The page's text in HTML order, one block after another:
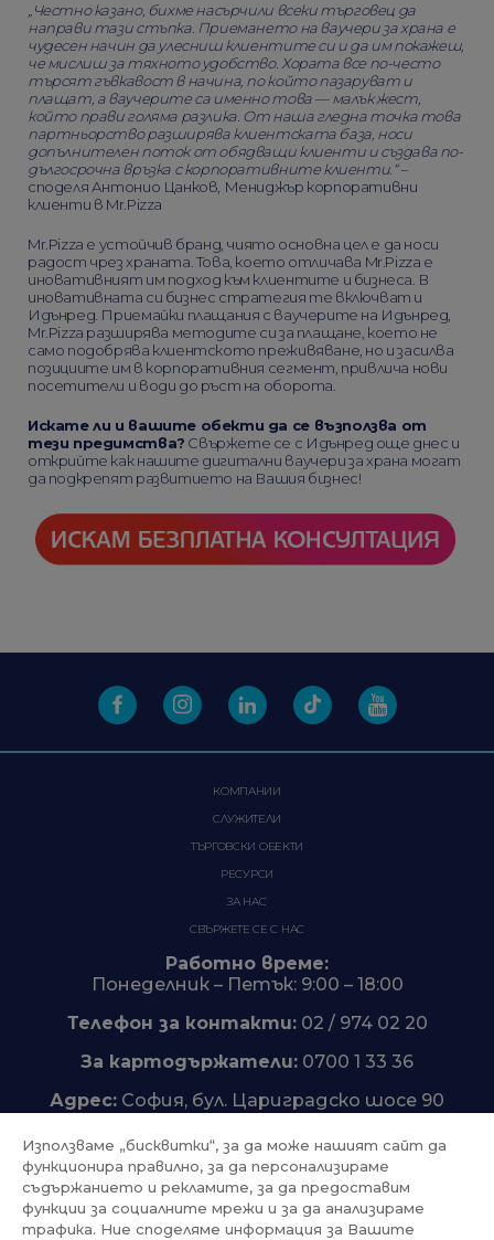
„Честно казано, бихме насърчили всеки търговец да
направи тази стъпка. Приемането на ваучери за храна е
чудесен начин да улесниш клиентите си и да им покажеш,
че мислиш за тяхното удобство. Хората все по-често
търсят гъвкавост в начина, по който пазаруват и
плащат, а ваучерите са именно това — малък жест,
който прави голяма разлика. От наша гледна точка това
партньорство разширява клиентската база, носи
допълнителен поток от обядващи клиенти и създава по-
дългосрочна връзка с корпоративните клиенти.“ –
споделя Антонио Цанков, Мениджър корпоративни
клиенти в Mr.Pizza
Mr.Pizza е устойчив бранд, чиято основна цел е да носи
радост чрез храната. Това, което отличава Mr.Pizza е
иновативният им подход към клиентите и бизнеса. В
иновативната си бизнес стратегия те включват и
Идънред. Приемайки плащания с ваучерите на Идънред,
Mr.Pizza разширява методите си за плащане, което не
само подобрява клиентското преживяване, но и засилва
позициите им в корпоративния сегмент, привлича нови
посетители и води до ръст на оборота.
Искате ли и вашите обекти да се възползва от
тези предимства? Свържете се с Идънред още днес и
открийте как нашите дигитални ваучери за храна могат
да подкрепят развитието на Вашия бизнес!
КОМПАНИИ
СЛУЖИТЕЛИ
ТЪРГОВСКИ ОБЕКТИ
РЕСУРСИ
ЗА НАС
СВЪРЖЕТЕ СЕ С НАС
Работно време:
Понеделник – Петък: 9:00 – 18:00
Телефон за контакти:02 / 974 02 20
За картодържатели: 0700 1 33 36
Адрес: София, бул. Цариградско шосе 90
Trustpilot
Използваме „бисквитки“, за да може нашият сайт да
функционира правилно, за да персонализираме
съдържанието и рекламите, за да предоставим
функции за социалните мрежи и за да анализираме
трафика. Ние споделяме информация за Вашите